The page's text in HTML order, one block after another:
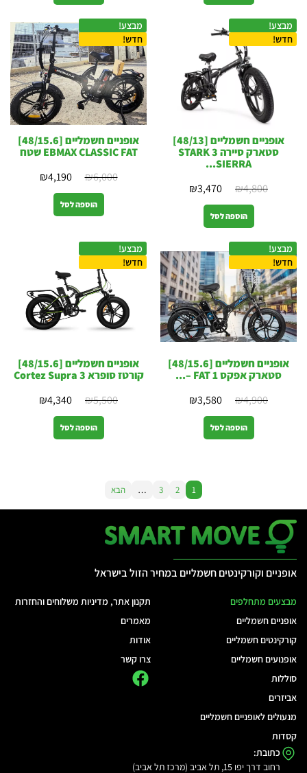
אופניים חשמליים [48/13]
סטארק סיירה 3 STARK
SIERRA...
מבצע!
חדש!
₪4,800
₪3,470
הוספה לסל
אופניים חשמליים [48/15.6]
EBMAX CLASSIC FAT שטח
מבצע!
חדש!
₪6,000
₪4,190
הוספה לסל
אופניים חשמליים [48/15.6]
סטארק אפקס 1 FAT –...
מבצע!
חדש!
₪4,900
₪3,580
הוספה לסל
אופניים חשמליים [48/15.6]
קורטז סופרא Cortez Supra 3
מבצע!
חדש!
₪5,500
₪4,340
הוספה לסל
1
2
3
… הבא
אופניים וקורקינטים חשמליים במחיר הזול בישראל
מבצעים מתחלפים
אופניים חשמליים
קורקינטים חשמליים
אופנועים חשמליים
סוללות
אביזרים
מנעולים לאופניים חשמליים
קסדות
תקנון אתר, מדיניות משלוחים והחזרות
מאמרים
אודות
צרו קשר
כתובת:
רחוב דרך יפו 15, תל אביב (מרכז תל אביב)